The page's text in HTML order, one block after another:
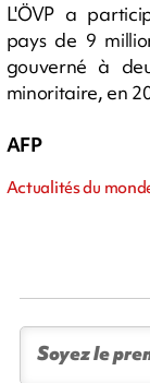
L'ÖVP a
pays de 9
gouverné à
minoritaire, en
AFP
Actualités du